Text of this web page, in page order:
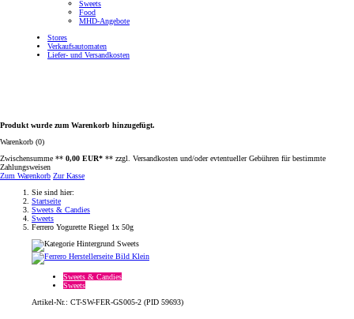
Sweets
Food
MHD-Angebote
Stores
Verkaufsautomaten
Liefer- und Versandkosten
Produkt wurde zum Warenkorb hinzugefügt.
Warenkorb (0)
Zwischensumme ** 0,00 EUR* ** zzgl. Versandkosten und/oder evtentueller Gebühren für bestimmte
Zahlungsweisen
Zum Warenkorb Zur Kasse
Sie sind hier:
Startseite
Sweets & Candies
Sweets
Ferrero Yogurette Riegel 1x 50g
Sweets & Candies
Sweets
Artikel-Nr.: CT-SW-FER-GS005-2 (PID 59693)